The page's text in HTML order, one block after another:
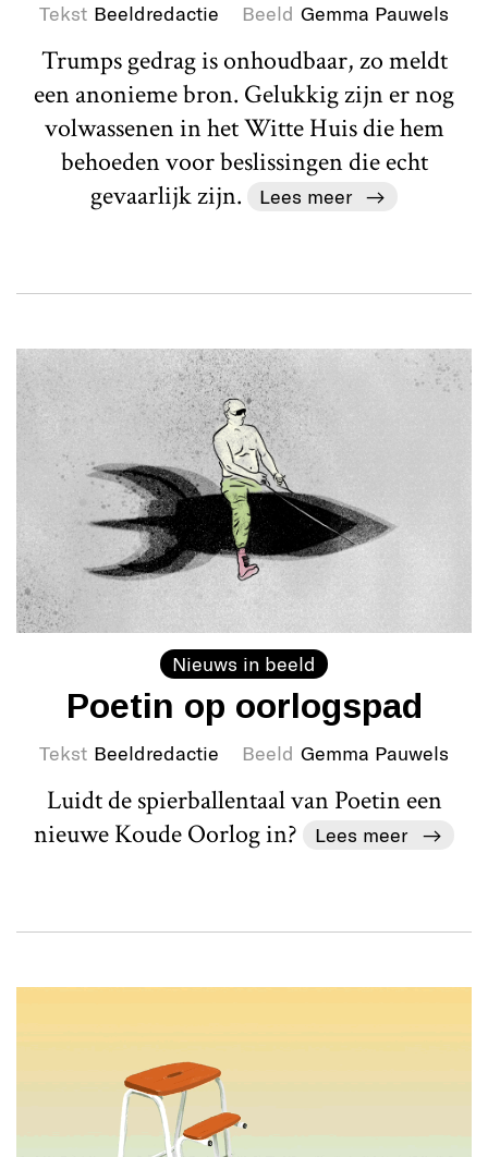
Tekst Beeldredactie Beeld Gemma Pauwels
Trumps gedrag is onhoudbaar, zo meldt
een anonieme bron. Gelukkig zijn er nog
volwassenen in het Witte Huis die hem
behoeden voor beslissingen die echt
gevaarlijk zijn.
Lees meer
Nieuws in beeld
Poetin op oorlogspad
Tekst Beeldredactie Beeld Gemma Pauwels
Luidt de spierballentaal van Poetin een
nieuwe Koude Oorlog in?
Lees meer